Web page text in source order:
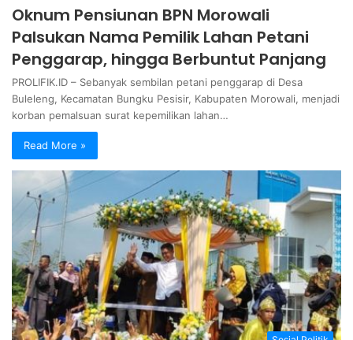
Oknum Pensiunan BPN Morowali
Palsukan Nama Pemilik Lahan Petani
Penggarap, hingga Berbuntut Panjang
PROLIFIK.ID – Sebanyak sembilan petani penggarap di Desa
Buleleng, Kecamatan Bungku Pesisir, Kabupaten Morowali, menjadi
korban pemalsuan surat kepemilikan lahan…
Read More »